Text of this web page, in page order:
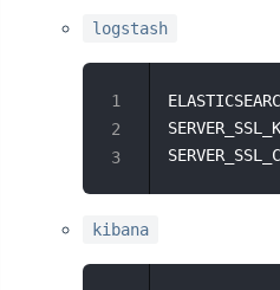
logstash
kibana